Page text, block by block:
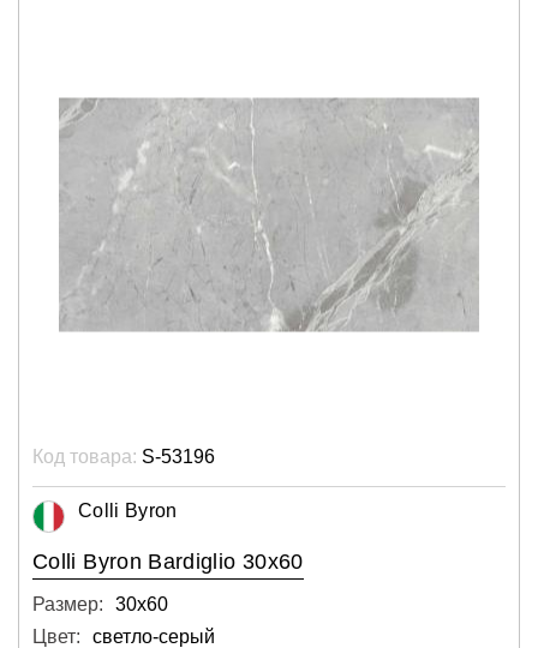
Код товара: S-53196
Colli Byron
Colli Byron Bardiglio 30x60
Размер:
30х60
Цвет:
светло-серый